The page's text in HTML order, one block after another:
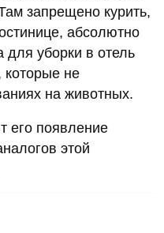
запрещено курить,
абсолютно
для уборки в отель
которые не
на животных.
его появление
этой